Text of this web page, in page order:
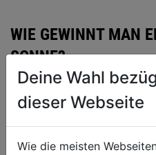
WIE GEWINNT MAN
SONNE?
Deine Wahl
dieser Webseite
Wie die meisten